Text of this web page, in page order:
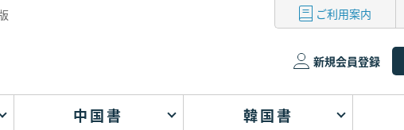
ご利用案内
新規会員登録
中国書 韓国書